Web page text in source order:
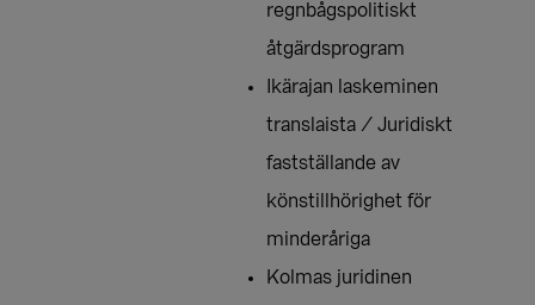
regnbågspolitiskt
åtgärdsprogram
Ikärajan laskeminen
translaista / Juridiskt
fastställande av
könstillhörighet för
minderåriga
Kolmas juridinen